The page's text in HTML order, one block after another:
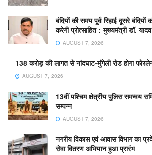
बंदियों की समय पूर्व रिहाई दूसरे
करेगी प्रोत्साहित : मुख्यमंत्री डॉ. यादव
AUGUST 7, 2026
138 करोड़ की लागत से नांदघाट-मुंगेली रोड होगा
AUGUST 7, 2026
13वीं पश्चिम क्षेत्रीय पुलिस समन्वय
सम्पन्न
AUGUST 7, 2026
नगरीय विकास एवं आवास विभाग का
सेवा वितरण अभियान हुआ प्रारंभ